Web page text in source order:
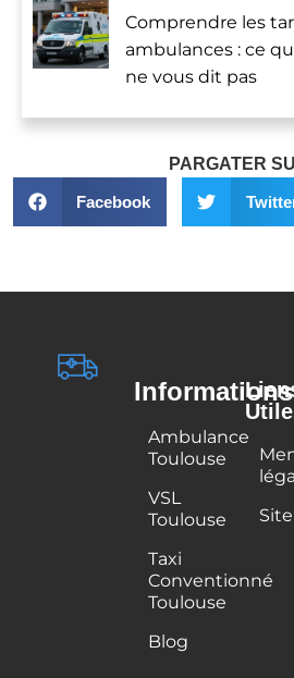
Comprendre les
ambulances : ce
ne vous dit pas
PARGATER
Facebook
Informations
Ambulance
Toulouse
VSL
Toulouse
Taxi
Conventionné
Toulouse
Blog